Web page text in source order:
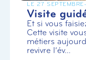
LE 27 SEPTEMBRE
Visite
Et si vous
Cette visite
métiers
revivre l’év...